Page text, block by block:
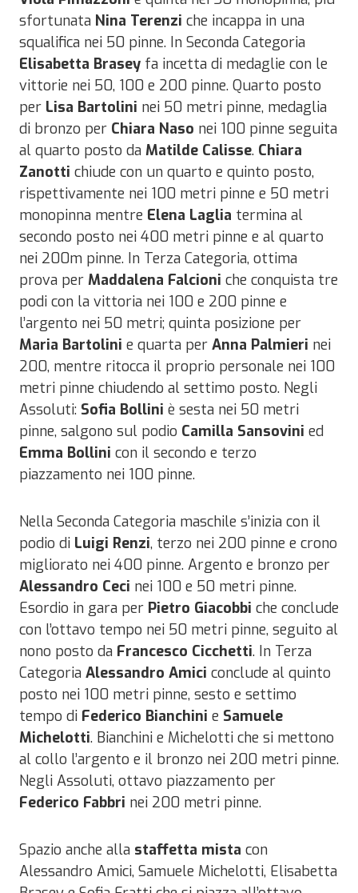
sfortunata Nina Terenzi che incappa in una
squalifica nei 50 pinne. In Seconda Categoria
Elisabetta Brasey fa incetta di medaglie con le
vittorie nei 50, 100 e 200 pinne. Quarto posto
per Lisa Bartolini nei 50 metri pinne, medaglia
di bronzo per Chiara Naso nei 100 pinne seguita
al quarto posto da Matilde Calisse. Chiara
Zanotti chiude con un quarto e quinto posto,
rispettivamente nei 100 metri pinne e 50 metri
monopinna mentre Elena Laglia termina al
secondo posto nei 400 metri pinne e al quarto
nei 200m pinne. In Terza Categoria, ottima
prova per Maddalena Falcioni che conquista tre
podi con la vittoria nei 100 e 200 pinne e
l’argento nei 50 metri; quinta posizione per
Maria Bartolini e quarta per Anna Palmieri nei
200, mentre ritocca il proprio personale nei 100
metri pinne chiudendo al settimo posto. Negli
Assoluti: Sofia Bollini è sesta nei 50 metri
pinne, salgono sul podio Camilla Sansovini ed
Emma Bollini con il secondo e terzo
piazzamento nei 100 pinne.
Nella Seconda Categoria maschile s’inizia con il
podio di Luigi Renzi, terzo nei 200 pinne e crono
migliorato nei 400 pinne. Argento e bronzo per
Alessandro Ceci nei 100 e 50 metri pinne.
Esordio in gara per Pietro Giacobbi che conclude
con l’ottavo tempo nei 50 metri pinne, seguito al
nono posto da Francesco Cicchetti. In Terza
Categoria Alessandro Amici conclude al quinto
posto nei 100 metri pinne, sesto e settimo
tempo di Federico Bianchini e Samuele
Michelotti. Bianchini e Michelotti che si mettono
al collo l’argento e il bronzo nei 200 metri pinne.
Negli Assoluti, ottavo piazzamento per
Federico Fabbri nei 200 metri pinne.
Spazio anche alla staffetta mista con
Alessandro Amici, Samuele Michelotti, Elisabetta